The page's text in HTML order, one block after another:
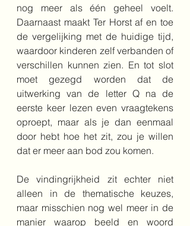
nog meer als één geheel voelt.
Daarnaast maakt Ter Horst af en toe
de vergelijking met de huidige tijd,
waardoor kinderen zelf verbanden of
verschillen kunnen zien. En tot slot
moet gezegd worden dat de
uitwerking van de letter Q na de
eerste keer lezen even vraagtekens
oproept, maar als je dan eenmaal
door hebt hoe het zit, zou je willen
dat er meer aan bod zou komen.
De vindingrijkheid zit echter niet
alleen in de thematische keuzes,
maar misschien nog wel meer in de
manier waarop beeld en woord